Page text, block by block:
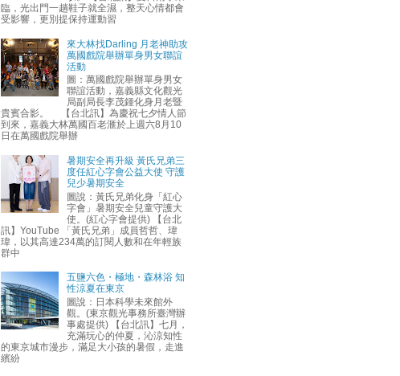
臨，光出門一趟鞋子就全濕，整天心情都會
受影響，更別提保持運動習
來大林找Darling 月老神助攻
萬國戲院舉辦單身男女聯誼
活動
圖：萬國戲院舉辦單身男女
聯誼活動，嘉義縣文化觀光
局副局長李茂鍾化身月老暨
貴賓合影。 【台北訊】為慶祝七夕情人節
到來，嘉義大林萬國百老滙於上週六8月10
日在萬國戲院舉辦
暑期安全再升級 黃氏兄弟三
度任紅心字會公益大使 守護
兒少暑期安全
圖說：黃氏兄弟化身「紅心
字會」暑期安全兒童守護大
使。(紅心字會提供) 【台北
訊】YouTube 「黃氏兄弟」成員哲哲、瑋
瑋，以其高達234萬的訂閱人數和在年輕族
群中
五鹽六色・極地・森林浴 知
性涼夏在東京
圖說：日本科學未來館外
觀。(東京觀光事務所臺灣辦
事處提供) 【台北訊】七月，
充滿玩心的仲夏，沁涼知性
的東京城市漫步，滿足大小孩的暑假，走進
繽紛